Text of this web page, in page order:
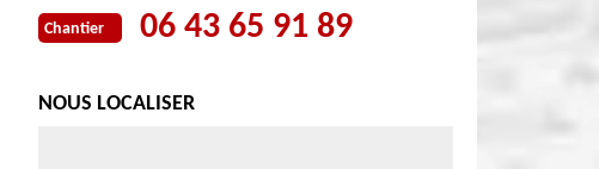
Chantier 06 43 65 91 89
NOUS LOCALISER